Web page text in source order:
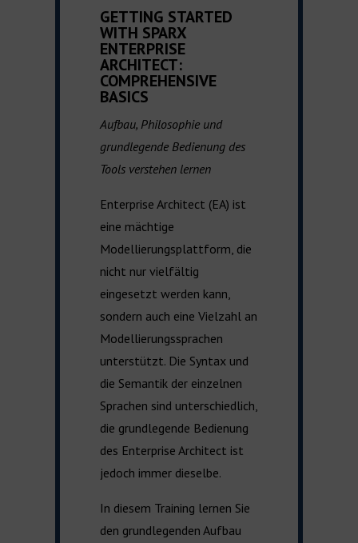
GETTING STARTED
WITH SPARX
ENTERPRISE
ARCHITECT:
COMPREHENSIVE
BASICS
Aufbau, Philosophie und
grundlegende Bedienung des
Tools verstehen lernen
Enterprise Architect (EA) ist
eine mächtige
Modellierungsplattform, die
nicht nur vielfältig
eingesetzt werden kann,
sondern auch eine Vielzahl an
Modellierungssprachen
unterstützt. Die Syntax und
die Semantik der einzelnen
Sprachen sind unterschiedlich,
die grundlegende Bedienung
des Enterprise Architect ist
jedoch immer dieselbe.
In diesem Training lernen Sie
den grundlegenden Aufbau